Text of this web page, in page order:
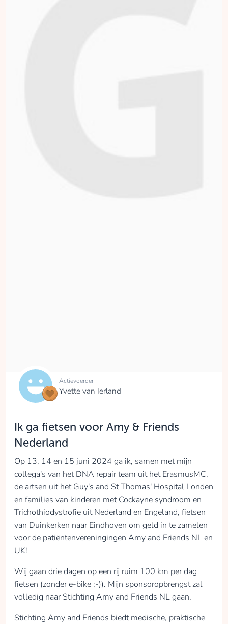
Actievoerder
Yvette van Ierland
Ik ga fietsen voor Amy & Friends
Nederland
Op 13, 14 en 15 juni 2024 ga ik, samen met mijn
collega's van het DNA repair team uit het ErasmusMC,
de artsen uit het Guy's and St Thomas' Hospital Londen
en families van kinderen met Cockayne syndroom en
Trichothiodystrofie uit Nederland en Engeland, fietsen
van Duinkerken naar Eindhoven om geld in te zamelen
voor de patiëntenvereningingen Amy and Friends NL en
UK!
Wij gaan drie dagen op een rij ruim 100 km per dag
fietsen (zonder e-bike ;-)). Mijn sponsoropbrengst zal
volledig naar Stichting Amy and Friends NL gaan.
Stichting Amy and Friends biedt medische, praktische